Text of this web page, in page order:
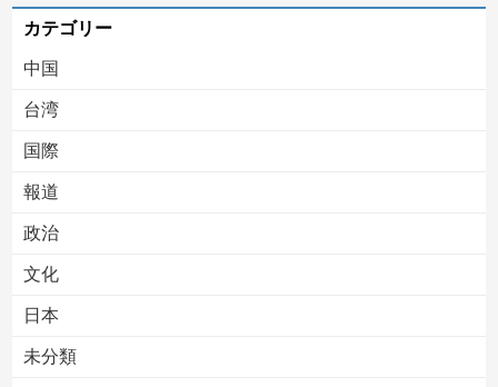
カテゴリー
中国
台湾
国際
報道
政治
文化
日本
未分類